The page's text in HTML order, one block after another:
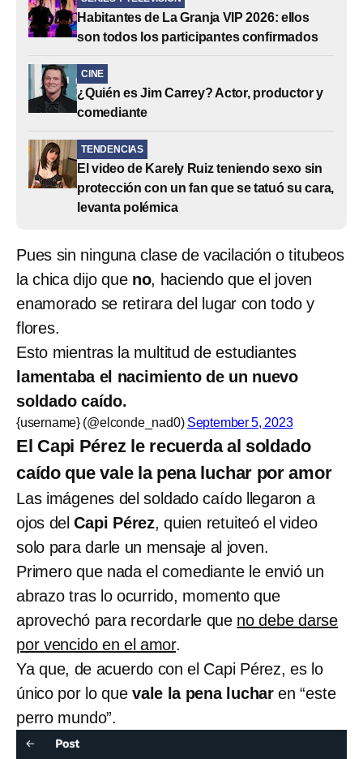
Habitantes de La Granja VIP 2026: ellos
son todos los participantes confirmados
CINE
¿Quién es Jim Carrey? Actor, productor y
comediante
TENDENCIAS
El video de Karely Ruiz teniendo sexo sin
protección con un fan que se tatuó su cara,
levanta polémica
Pues sin ninguna clase de vacilación o titubeos
la chica dijo que no, haciendo que el joven
enamorado se retirara del lugar con todo y
flores.
Esto mientras la multitud de estudiantes
lamentaba el nacimiento de un nuevo
soldado caído.
{username} (@elconde_nad0) September 5, 2023
El Capi Pérez le recuerda al soldado
caído que vale la pena luchar por amor
Las imágenes del soldado caído llegaron a
ojos delCapi Pérez, quien retuiteó el video
solo para darle un mensaje al joven.
Primero que nada el comediante le envió un
abrazo tras lo ocurrido, momento que
aprovechó para recordarle que no debe darse
por vencido en el amor.
Ya que, de acuerdo con el Capi Pérez, es lo
único por lo quevale la pena luchar en “este
perro mundo”.